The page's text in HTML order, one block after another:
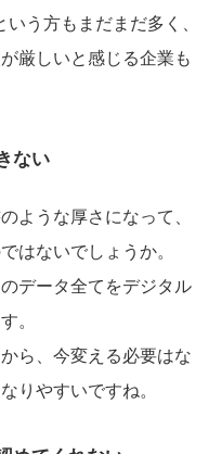
う方もまだまだ多く、
厳しいと感じる企業も
ない
ような厚さになって、
はないでしょうか。
データ全てをデジタル
。
ら、今変える必要はな
りやすいですね。